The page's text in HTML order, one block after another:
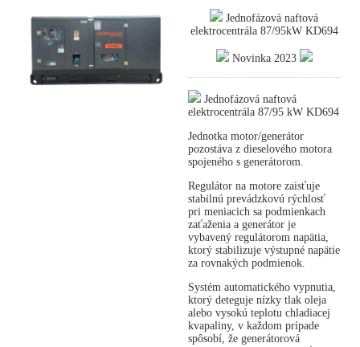
Jednofázová naftová
elektrocentrála 87/95kW KD694
Novinka 2023
Jednofázová naftová
elektrocentrála 87/95 kW KD694
Jednotka motor/generátor
pozostáva z dieselového motora
spojeného s generátorom.
Regulátor na motore zaisťuje
stabilnú prevádzkovú rýchlosť
pri meniacich sa podmienkach
zaťaženia a generátor je
vybavený regulátorom napätia,
ktorý stabilizuje výstupné napätie
za rovnakých podmienok.
Systém automatického vypnutia,
ktorý deteguje nízky tlak oleja
alebo vysokú teplotu chladiacej
kvapaliny, v každom prípade
spôsobí, že generátorová